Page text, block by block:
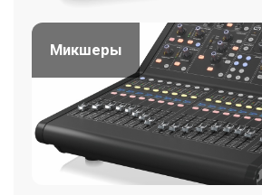
Микшеры